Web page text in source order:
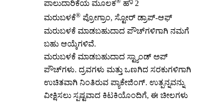
ಪಾಲುದಾರಿಕೆಯ ಮೂಲಕ
ಹೌ 2
ಮರುಬಳಕೆ® ಪ್ರೋಗ್ರಾಂ, ಸ್ಟೋರ್ ಡ್ರಾಪ್-ಆಫ್
ಮರುಬಳಕೆ ಮಾಡಬಹುದಾದ ಪೌಚ್‌ಗಳಿಗಾಗಿ ನಮಗೆ
ಬಹು ಆಯ್ಕೆಗಳಿವೆ.
ಮರುಬಳಕೆ ಮಾಡಬಹುದಾದ ಸ್ಟ್ಯಾಂಡ್ ಅಪ್
ಪೌಚ್‌ಗಳು. ದ್ರವಗಳು ಮತ್ತು ಒಣಗಿದ ಸರಕುಗಳಿಗಾಗಿ
ಉಚಿತವಾಗಿ ನಿಂತಿರುವ ಪ್ಯಾಕೇಜಿಂಗ್. ಉತ್ಪನ್ನವನ್ನು
ವೀಕ್ಷಿಸಲು ಸ್ಪಷ್ಟವಾದ ಕಿಟಕಿಯೊಂದಿಗೆ, ಈ ಚೀಲಗಳು